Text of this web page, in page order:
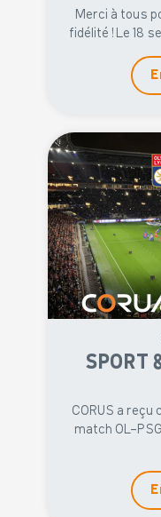
Merci à tous
fidélité ! Le 18
SPORT
CORUS a
match OL-